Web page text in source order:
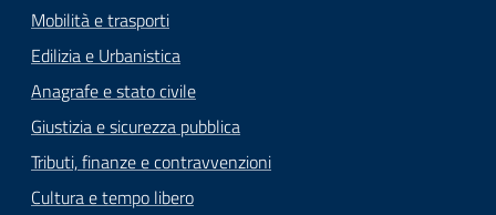
Mobilità e trasporti
Edilizia e Urbanistica
Anagrafe e stato civile
Giustizia e sicurezza pubblica
Tributi, finanze e contravvenzioni
Cultura e tempo libero